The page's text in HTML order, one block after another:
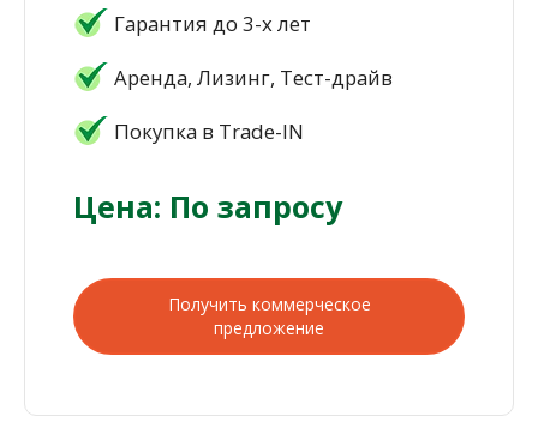
Гарантия до 3-х лет
Аренда, Лизинг, Тест-драйв
Покупка в Trade-IN
Цена: По запросу
Получить коммерческое
предложение